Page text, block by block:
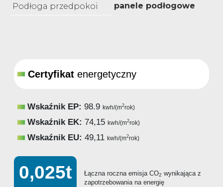
Podłoga przedpokoi panele podłogowe
Certyfikat energetyczny
Wskaźnik EP: 98.9 kwh/(m2rok)
Wskaźnik EK: 74,15 kwh/(m2rok)
Wskaźnik EU: 49,11 kwh/(m2rok)
0,025t Łączna roczna emisja CO2 wynikająca z
zapotrzebowania na energię